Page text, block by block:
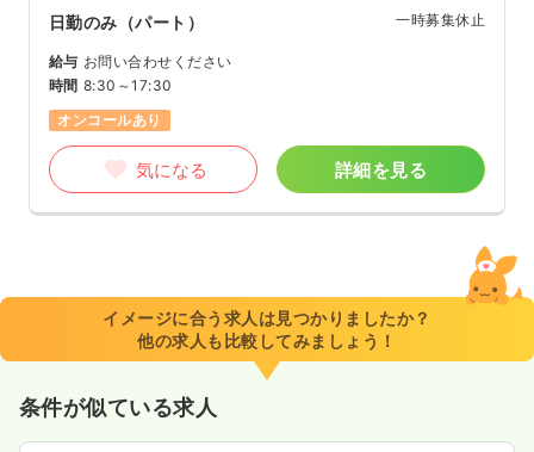
日勤のみ（パート） 一時募集休止
給与 お問い合わせください
時間 8:30～17:30
オンコールあり
気になる 詳細を見る
イメージに合う求人は見つかりましたか？
他の求人も比較してみましょう！
条件が似ている求人